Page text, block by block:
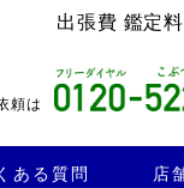
出張費 鑑定
頼は
ある質問 店